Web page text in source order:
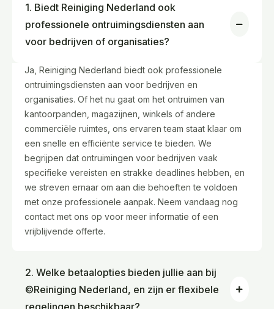
1. Biedt Reiniging Nederland ook
professionele ontruimingsdiensten aan
voor bedrijven of organisaties?
Ja, Reiniging Nederland biedt ook professionele
ontruimingsdiensten aan voor bedrijven en
organisaties. Of het nu gaat om het ontruimen van
kantoorpanden, magazijnen, winkels of andere
commerciële ruimtes, ons ervaren team staat klaar om
een snelle en efficiënte service te bieden. We
begrijpen dat ontruimingen voor bedrijven vaak
specifieke vereisten en strakke deadlines hebben, en
we streven ernaar om aan die behoeften te voldoen
met onze professionele aanpak. Neem vandaag nog
contact met ons op voor meer informatie of een
vrijblijvende offerte.
2. Welke betaalopties bieden jullie aan bij
©Reiniging Nederland, en zijn er flexibele
regelingen beschikbaar?